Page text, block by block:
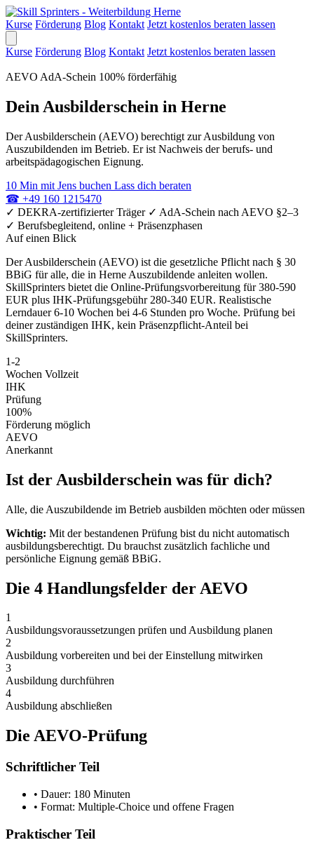
Kurse Förderung Blog Kontakt Jetzt kostenlos beraten lassen
Kurse Förderung Blog Kontakt Jetzt kostenlos beraten lassen
AEVO AdA-Schein 100% förderfähig
Dein Ausbilderschein in Herne
Der Ausbilderschein (AEVO) berechtigt zur Ausbildung von
Auszubildenden im Betrieb. Er ist Nachweis der berufs- und
arbeitspädagogischen Eignung.
10 Min mit Jens buchen Lass dich beraten
☎ +49 160 1215470
✓ DEKRA-zertifizierter Träger ✓ AdA-Schein nach AEVO §2–3
✓ Berufsbegleitend, online + Präsenzphasen
Auf einen Blick
Der Ausbilderschein (AEVO) ist die gesetzliche Pflicht nach § 30
BBiG für alle, die in Herne Auszubildende anleiten wollen.
SkillSprinters bietet die Online-Prüfungsvorbereitung für 380-590
EUR plus IHK-Prüfungsgebühr 280-340 EUR. Realistische
Lerndauer 6-10 Wochen bei 4-6 Stunden pro Woche. Prüfung bei
deiner zuständigen IHK, kein Präsenzpflicht-Anteil bei
SkillSprinters.
1-2
Wochen Vollzeit
IHK
Prüfung
100%
Förderung möglich
AEVO
Anerkannt
Ist der Ausbilderschein was für dich?
Alle, die Auszubildende im Betrieb ausbilden möchten oder müssen
Wichtig: Mit der bestandenen Prüfung bist du nicht automatisch
ausbildungsberechtigt. Du brauchst zusätzlich fachliche und
persönliche Eignung gemäß BBiG.
Die 4 Handlungsfelder der AEVO
1
Ausbildungsvoraussetzungen prüfen und Ausbildung planen
2
Ausbildung vorbereiten und bei der Einstellung mitwirken
3
Ausbildung durchführen
4
Ausbildung abschließen
Die AEVO-Prüfung
Schriftlicher Teil
• Dauer: 180 Minuten
• Format: Multiple-Choice und offene Fragen
Praktischer Teil